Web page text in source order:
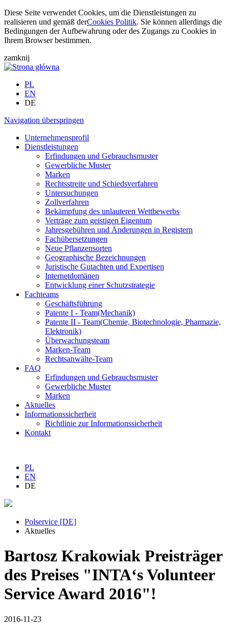
Diese Seite verwendet Cookies, um die Dienstleistungen zu
realisieren und gemäß derCookies Politik. Sie können allerdings die
Bedingungen der Aufbewahrung oder des Zugangs zu Cookies in
Ihrem Browser bestimmen.
zamknij
PL
EN
DE
Navigation überspringen
Unternehmensprofil
Dienstleistungen
Erfindungen und Gebrauchsmuster
Gewerbliche Muster
Marken
Rechtsstreite und Schiedsverfahren
Untersuchungen
Zollverfahren
Bekämpfung des unlauteren Wettbewerbs
Verträge zum geistigen Eigentum
Jahresgebühren und Änderungen in Registern
Fachübersetzungen
Neue Pflanzensorten
Geographische Bezeichnungen
Juristische Gutachten und Expertisen
Internetdomänen
Entwicklung einer Schutzstrategie
Fachteams
Geschäftsführung
Patente I - Team(Mechanik)
Patente II - Team(Chemie, Biotechnologie, Pharmazie,
Elektronik)
Überwachungsteam
Marken-Team
Rechtsanwälte-Team
FAQ
Erfindungen und Gebrauchsmuster
Gewerbliche Muster
Marken
Aktuelles
Informationssicherheit
Richtlinie zur Informationssicherheit
Kontakt
PL
EN
DE
Polservice [DE]
Aktuelles
Bartosz Krakowiak Preisträger
des Preises "INTA‘s Volunteer
Service Award 2016"!
2016-11-23